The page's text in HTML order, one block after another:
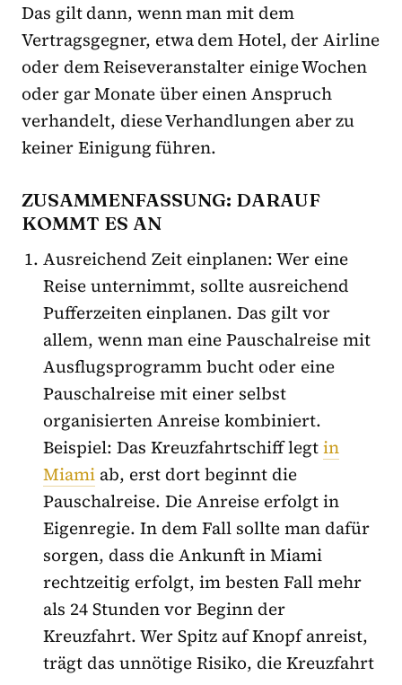
Das gilt dann, wenn man mit dem
Vertragsgegner, etwa dem Hotel, der Airline
oder dem Reiseveranstalter einige Wochen
oder gar Monate über einen Anspruch
verhandelt, diese Verhandlungen aber zu
keiner Einigung führen.
ZUSAMMENFASSUNG: DARAUF
KOMMT ES AN
Ausreichend Zeit einplanen: Wer eine
Reise unternimmt, sollte ausreichend
Pufferzeiten einplanen. Das gilt vor
allem, wenn man eine Pauschalreise mit
Ausflugsprogramm bucht oder eine
Pauschalreise mit einer selbst
organisierten Anreise kombiniert.
Beispiel: Das Kreuzfahrtschiff legtin
Miami ab, erst dort beginnt die
Pauschalreise. Die Anreise erfolgt in
Eigenregie. In dem Fall sollte man dafür
sorgen, dass die Ankunft in Miami
rechtzeitig erfolgt, im besten Fall mehr
als 24 Stunden vor Beginn der
Kreuzfahrt. Wer Spitz auf Knopf anreist,
trägt das unnötige Risiko, die Kreuzfahrt